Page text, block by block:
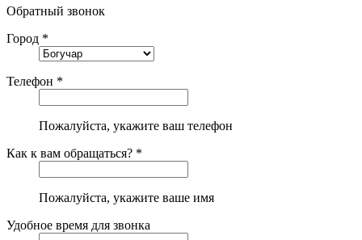
Обратный звонок
Город *
Телефон *
Пожалуйста, укажите ваш телефон
Как к вам обращаться? *
Пожалуйста, укажите ваше имя
Удобное время для звонка